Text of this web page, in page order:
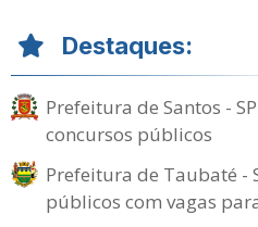
Destaques:
Prefeitura de Santos -
concursos públicos
Prefeitura de Taubaté -
públicos com vagas